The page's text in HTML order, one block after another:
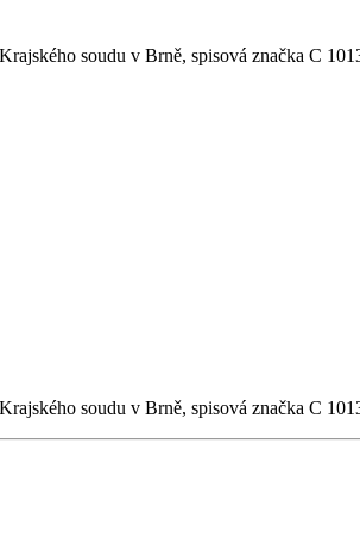
soudu v Brně, spisová značka C
soudu v Brně, spisová značka C